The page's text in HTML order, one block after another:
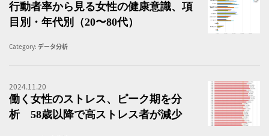
行動者率から見る女性の健康意識、項
目別・年代別（20〜80代）
Category: データ分析
2024.11.20
働く女性のストレス、ピーク期を分
析 58歳以降で高ストレス者が減少